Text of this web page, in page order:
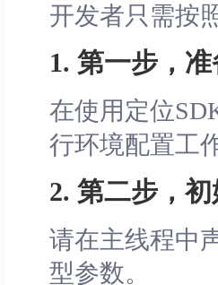
开发者只需按
1. 第一步，
在使用定位
行环境配置工
2. 第二步，
请在主线程中
型参数。